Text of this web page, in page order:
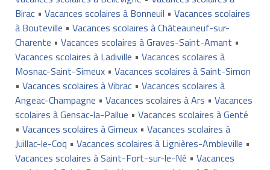
Birac• Vacances scolaires à Bonneuil • Vacances scolaires
à Bouteville • Vacances scolaires à Châteauneuf-sur-
Charente • Vacances scolaires à Graves-Saint-Amant •
Vacances scolaires à Ladiville • Vacances scolaires à
Mosnac-Saint-Simeux• Vacances scolaires à Saint-Simon
• Vacances scolaires à Vibrac• Vacances scolaires à
Angeac-Champagne • Vacances scolaires à Ars • Vacances
scolaires à Gensac-la-Pallue • Vacances scolaires à Genté
• Vacances scolaires à Gimeux• Vacances scolaires à
Juillac-le-Coq • Vacances scolaires à Lignières-Ambleville •
Vacances scolaires à Saint-Fort-sur-le-Né • Vacances